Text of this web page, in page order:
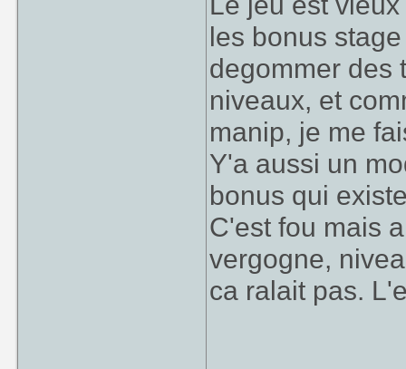
les bonus
degommer des
niveaux, et
manip, je me
Y'a aussi un
bonus qui
C'est fou mais
vergogne,
ca ralait pas.